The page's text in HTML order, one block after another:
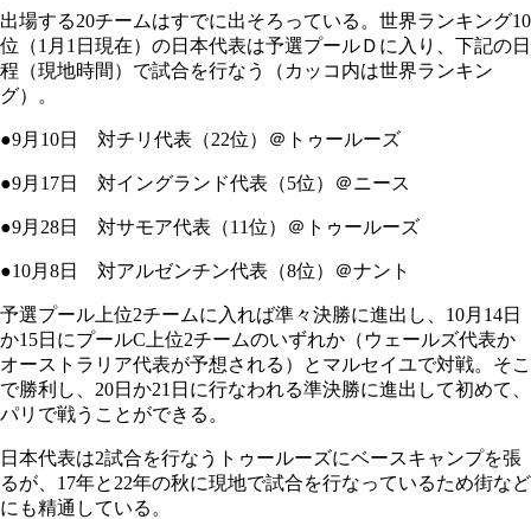
出場する20チームはすでに出そろっている。世界ランキング10
位（1月1日現在）の日本代表は予選プールＤに入り、下記の日
程（現地時間）で試合を行なう（カッコ内は世界ランキン
グ）。
●9月10日 対チリ代表（22位）＠トゥールーズ
●9月17日 対イングランド代表（5位）＠ニース
●9月28日 対サモア代表（11位）＠トゥールーズ
●10月8日 対アルゼンチン代表（8位）＠ナント
予選プール上位2チームに入れば準々決勝に進出し、10月14日
か15日にプールC上位2チームのいずれか（ウェールズ代表か
オーストラリア代表が予想される）とマルセイユで対戦。そこ
で勝利し、20日か21日に行なわれる準決勝に進出して初めて、
パリで戦うことができる。
日本代表は2試合を行なうトゥールーズにベースキャンプを張
るが、17年と22年の秋に現地で試合を行なっているため街など
にも精通している。